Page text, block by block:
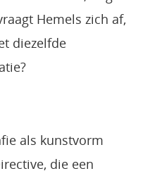
Hemels zich af,
diezelfde
als kunstvorm
die een